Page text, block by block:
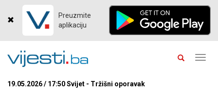
Preuzmite
aplikaciju
19.05.2026 / 17:50 Svijet - Tržišni oporavak